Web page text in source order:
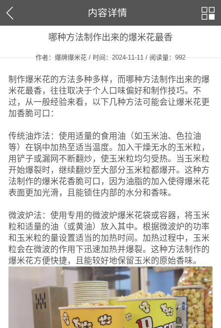
内容详情
哪种方法制作出来的爆米花最香
作者：爆牌爆米花 / 时间：2024-11-11 / 阅读量：992
制作爆米花的方法多种多样，而哪种方法制作出来的爆
米花最香，往往取决于个人口味偏好和制作技巧。不
过，从一般经验来看，以下几种方法可能会让爆米花更
加香脆可口：
传统油炸法：使用适量的食用油（如玉米油、色拉油
等）在锅中加热至适当温度。加入干燥无水的玉米粒，
用铲子或漏网不断翻炒，使玉米粒均匀受热。当玉米粒
开始爆裂时，继续翻炒至大部分玉米粒都爆开。这种方
法制作的爆米花香脆可口，因为油脂的加入使得爆米花
表面更加光滑，且能锁住内部的水分和香味。
微波炉法：使用专用的微波炉爆米花袋或容器，将玉米
粒和适量的油（或黄油）放入其中。根据微波炉的功率
和玉米粒的量设置适当的加热时间。加热过程中，玉米
粒会在微波的作用下迅速加热并爆裂。这种方法制作的
爆米花方便快捷，且能较好地保留玉米的原始香味。